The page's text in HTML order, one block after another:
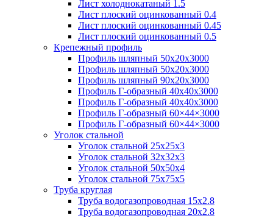
Лист холоднокатаный 1.5
Лист плоский оцинкованный 0.4
Лист плоский оцинкованный 0.45
Лист плоский оцинкованный 0.5
Крепежный профиль
Профиль шляпный 50х20х3000
Профиль шляпный 50х20х3000
Профиль шляпный 90х20х3000
Профиль Г-образный 40х40х3000
Профиль Г-образный 40х40х3000
Профиль Г-образный 60×44×3000
Профиль Г-образный 60×44×3000
Уголок стальной
Уголок стальной 25х25х3
Уголок стальной 32х32х3
Уголок стальной 50х50х4
Уголок стальной 75х75х5
Труба круглая
Труба водогазопроводная 15х2.8
Труба водогазопроводная 20х2.8